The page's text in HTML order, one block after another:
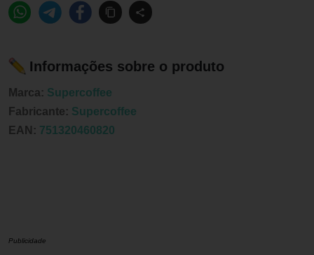
Informações sobre o produto
Marca: Supercoffee
Fabricante: Supercoffee
EAN: 751320460820
Publicidade